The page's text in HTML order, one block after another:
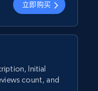
立即购买
Initial
count, and